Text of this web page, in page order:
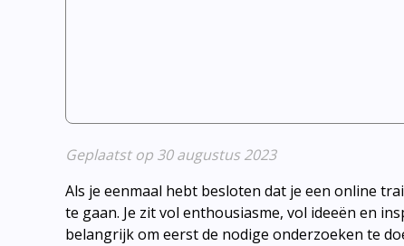
Geplaatst op 30 augustus 2023
Als je eenmaal hebt besloten dat je een online
te gaan. Je zit vol enthousiasme, vol ideeën en
belangrijk om eerst de nodige onderzoeken te